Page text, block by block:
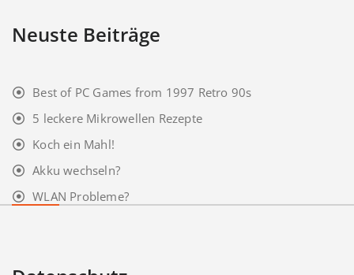
Neuste Beiträge
Best of PC Games from 1997 Retro 90s
5 leckere Mikrowellen Rezepte
Koch ein Mahl!
Akku wechseln?
WLAN Probleme?